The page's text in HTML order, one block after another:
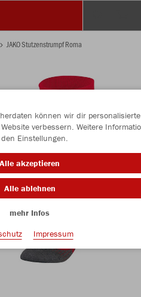
JAKO Stutzenstrumpf Roma
können wir dir personalisierte
verbessern. Weitere
Einstellungen.
Alle akzeptieren
Alle ablehnen
mehr Infos
Impressum